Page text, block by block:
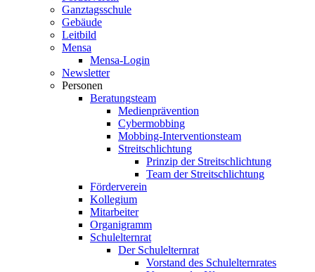
Ganztagsschule
Gebäude
Leitbild
Mensa
Mensa-Login
Newsletter
Personen
Beratungsteam
Medienprävention
Cybermobbing
Mobbing-Interventionsteam
Streitschlichtung
Prinzip der Streitschlichtung
Team der Streitschlichtung
Förderverein
Kollegium
Mitarbeiter
Organigramm
Schulelternrat
Der Schulelternrat
Vorstand des Schulelternrates